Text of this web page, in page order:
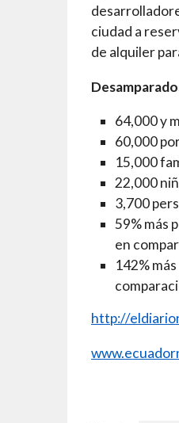
ciudad a
de alquiler
64,000 y
60,000
15,000
22,000
3,700
59% más
en
142%
http://